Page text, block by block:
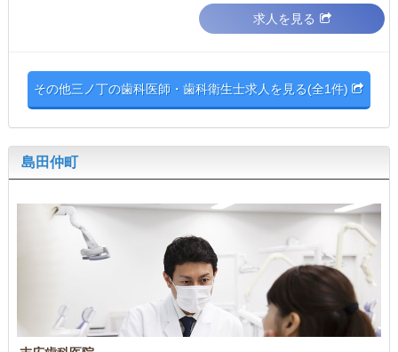
求人を見る
その他三ノ丁の歯科医師・歯科衛生士求人を見る(全1件)
島田仲町